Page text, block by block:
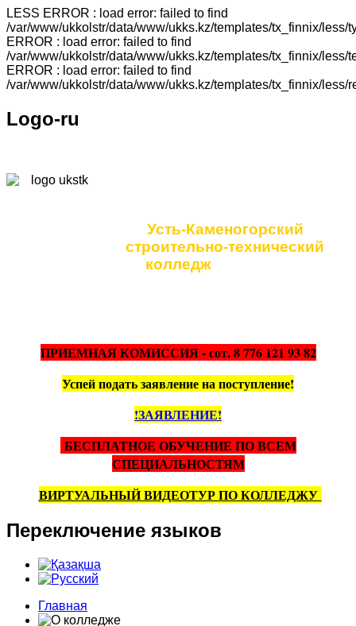
LESS ERROR : load error: failed to find
/var/www/ukkolstr/data/www/ukks.kz/templates/tx_finnix/less/
ERROR : load error: failed to find
/var/www/ukkolstr/data/www/ukks.kz/templates/tx_finnix/less/
ERROR : load error: failed to find
/var/www/ukkolstr/data/www/ukks.kz/templates/tx_finnix/less/
Logo-ru
Усть-Каменогорский
строительно-технический
колледж
ПРИЕМНАЯ КОМИССИЯ - сот. 8 776 121 93 82
Успей подать заявление на поступление!
!ЗАЯВЛЕНИЕ!
БЕСПЛАТНОЕ ОБУЧЕНИЕ ПО ВСЕМ
СПЕЦИАЛЬНОСТЯМ
ВИРТУАЛЬНЫЙ ВИДЕОТУР ПО КОЛЛЕДЖУ
Переключение языков
Главная